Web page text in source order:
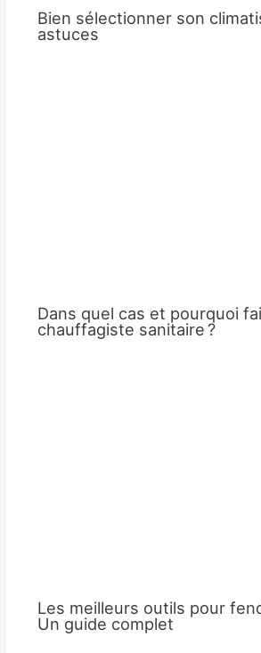
Bien sélectionner son
astuces
Dans quel cas et pourquoi
chauffagiste sanitaire ?
Les meilleurs outils pour
Un guide complet